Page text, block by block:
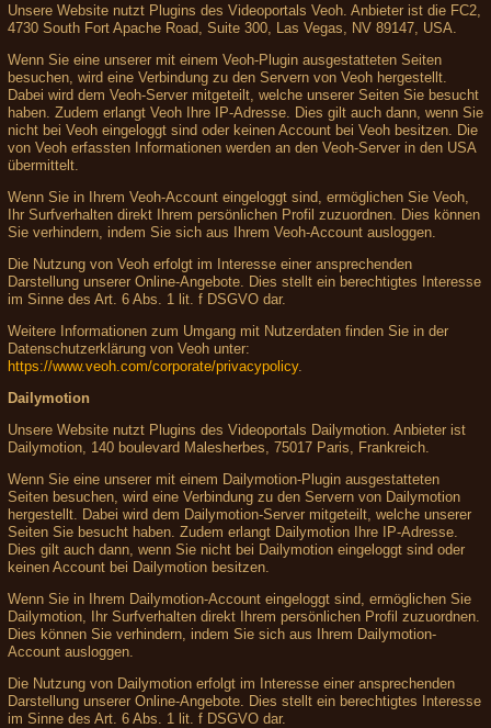
Unsere Website nutzt Plugins des Videoportals Veoh. Anbieter ist die FC2,
4730 South Fort Apache Road, Suite 300, Las Vegas, NV 89147, USA.
Wenn Sie eine unserer mit einem Veoh-Plugin ausgestatteten Seiten
besuchen, wird eine Verbindung zu den Servern von Veoh hergestellt.
Dabei wird dem Veoh-Server mitgeteilt, welche unserer Seiten Sie besucht
haben. Zudem erlangt Veoh Ihre IP-Adresse. Dies gilt auch dann, wenn Sie
nicht bei Veoh eingeloggt sind oder keinen Account bei Veoh besitzen. Die
von Veoh erfassten Informationen werden an den Veoh-Server in den USA
übermittelt.
Wenn Sie in Ihrem Veoh-Account eingeloggt sind, ermöglichen Sie Veoh,
Ihr Surfverhalten direkt Ihrem persönlichen Profil zuzuordnen. Dies können
Sie verhindern, indem Sie sich aus Ihrem Veoh-Account ausloggen.
Die Nutzung von Veoh erfolgt im Interesse einer ansprechenden
Darstellung unserer Online-Angebote. Dies stellt ein berechtigtes Interesse
im Sinne des Art. 6 Abs. 1 lit. f DSGVO dar.
Weitere Informationen zum Umgang mit Nutzerdaten finden Sie in der
Datenschutzerklärung von Veoh unter:
https://www.veoh.com/corporate/privacypolicy.
Dailymotion
Unsere Website nutzt Plugins des Videoportals Dailymotion. Anbieter ist
Dailymotion, 140 boulevard Malesherbes, 75017 Paris, Frankreich.
Wenn Sie eine unserer mit einem Dailymotion-Plugin ausgestatteten
Seiten besuchen, wird eine Verbindung zu den Servern von Dailymotion
hergestellt. Dabei wird dem Dailymotion-Server mitgeteilt, welche unserer
Seiten Sie besucht haben. Zudem erlangt Dailymotion Ihre IP-Adresse.
Dies gilt auch dann, wenn Sie nicht bei Dailymotion eingeloggt sind oder
keinen Account bei Dailymotion besitzen.
Wenn Sie in Ihrem Dailymotion-Account eingeloggt sind, ermöglichen Sie
Dailymotion, Ihr Surfverhalten direkt Ihrem persönlichen Profil zuzuordnen.
Dies können Sie verhindern, indem Sie sich aus Ihrem Dailymotion-
Account ausloggen.
Die Nutzung von Dailymotion erfolgt im Interesse einer ansprechenden
Darstellung unserer Online-Angebote. Dies stellt ein berechtigtes Interesse
im Sinne des Art. 6 Abs. 1 lit. f DSGVO dar.